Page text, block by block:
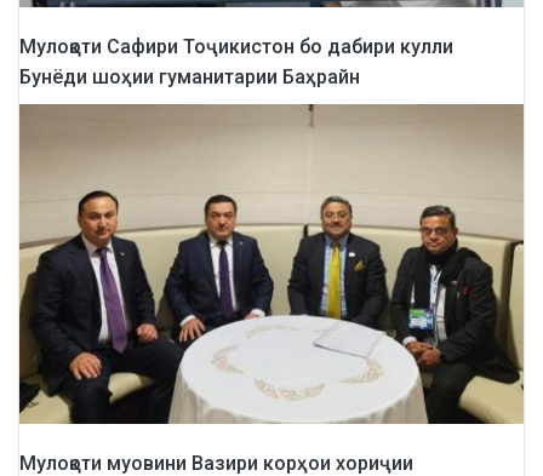
Мулоқоти Сафири Тоҷикистон бо дабири кулли
Бунёди шоҳии гуманитарии Баҳрайн
Мулоқоти муовини Вазири корҳои хориҷии